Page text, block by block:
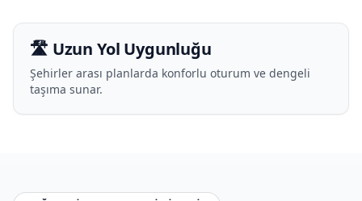
🛣️ Uzun Yol Uygunluğu
Şehirler arası planlarda konforlu oturum ve dengeli
taşıma sunar.